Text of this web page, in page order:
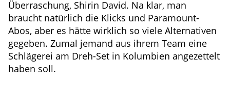
Überraschung, Shirin David. Na klar, man
braucht natürlich die Klicks und Paramount-
Abos, aber es hätte wirklich so viele Alternativen
gegeben. Zumal jemand aus ihrem Team eine
Schlägerei am Dreh-Set in Kolumbien angezettelt
haben soll.